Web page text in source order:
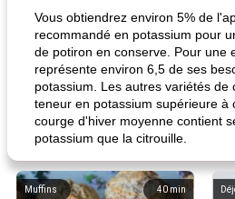
Vous obtiendrez environ 5% de
recommandé en potassium pour
de potiron en conserve. Pour une
représente environ 6,5 de ses
potassium. Les autres variétés de
teneur en potassium supérieure à
courge d'hiver moyenne contient
potassium que la citrouille.
40 min
Muffins